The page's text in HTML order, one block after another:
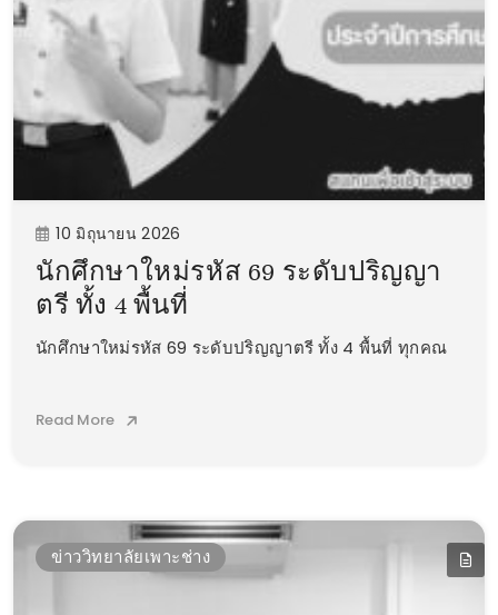
10 มิถุนายน 2026
นักศึกษาใหม่รหัส 69 ระดับปริญญา
ตรี ทั้ง 4 พื้นที่
นักศึกษาใหม่รหัส 69 ระดับปริญญาตรี ทั้ง 4 พื้นที่ ทุกคณ
Read More
ข่าววิทยาลัยเพาะช่าง